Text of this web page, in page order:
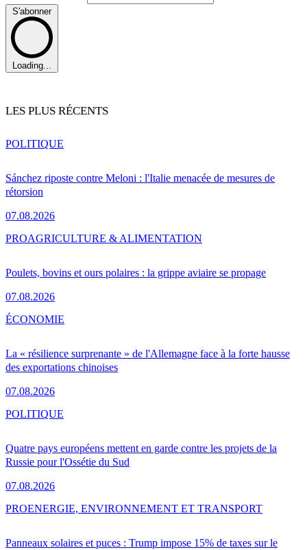
S'abonner
Loading...
LES PLUS RÉCENTS
Sánchez riposte contre Meloni : l'Italie menacée de mesures de
rétorsion
07.08.2026
POLITIQUE
Poulets, bovins et ours polaires : la grippe aviaire se propage
07.08.2026
PROAGRICULTURE & ALIMENTATION
La « résilience surprenante » de l'Allemagne face à la forte hausse
des exportations chinoises
07.08.2026
ÉCONOMIE
Quatre pays européens mettent en garde contre les projets de la
Russie pour l'Ossétie du Sud
07.08.2026
POLITIQUE
Panneaux solaires et puces : Trump impose 15% de taxes sur le
PROENERGIE, ENVIRONNEMENT ET TRANSPORT